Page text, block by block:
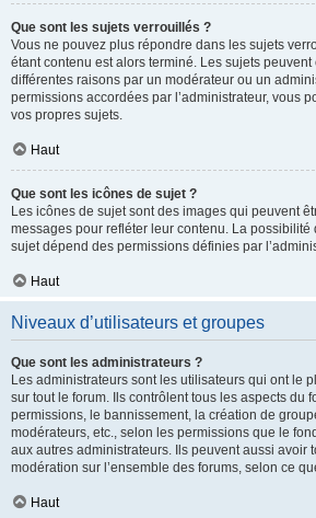
Que sont les sujets verrouillés ?
Vous ne pouvez plus répondre dans les sujets
étant contenu est alors terminé. Les sujets
différentes raisons par un modérateur ou un
permissions accordées par l’administrateur, vous
vos propres sujets.
Haut
Que sont les icônes de sujet ?
Les icônes de sujet sont des images qui peuvent
messages pour refléter leur contenu. La possibilité
sujet dépend des permissions définies par
Haut
Niveaux d’utilisateurs et groupes
Que sont les administrateurs ?
Les administrateurs sont les utilisateurs qui ont le
sur tout le forum. Ils contrôlent tous les aspects du
permissions, le bannissement, la création de
modérateurs, etc., selon les permissions que le
aux autres administrateurs. Ils peuvent aussi avoir
modération sur l’ensemble des forums, selon ce
Haut